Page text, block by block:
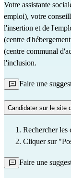
Votre assistante
emploi), votre
l'insertion et de
(centre
(centre communal
l'inclusion.
Faire une
Candidater sur le site
Rechercher
Cliquer sur
Faire une